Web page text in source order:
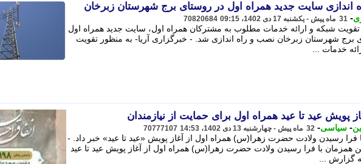
اندازی سایت جدید همراه اول در روستای برج شهرستان زبرخان
- 31 ماه پیش - یکشنبه 17 دی 1402، 09:15 70820684
تقویت شبکه و ارائه خدمات مطلوب به مشترکان همراه اول، سایت جدید همراه اول
برج شهرستان زبرخان نصب و راه اندازی شد. - خبرگزاری آریا- به منظور تقویت
خدمات ...
پویش عید تا عید همراه اول برای حمایت از نیازمندان
- سیاسی- 32 ماه پیش - چهارشنبه 13 دی 1402، 14:53 70777107
فرا رسیدن ولادت حضرت زهرا(س) همراه اول از آغاز پویش «عید تا عید» خبر داد. -
همزمان با فرا رسیدن ولادت حضرت زهرا(س) همراه اول از آغاز پویش عید تا عید
گزارش ...